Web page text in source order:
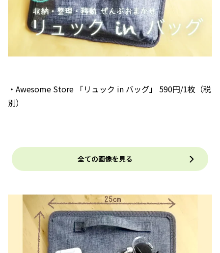
・Awesome Store 「リュック in バッグ」 590円/1枚（税
別）
全ての画像を見る